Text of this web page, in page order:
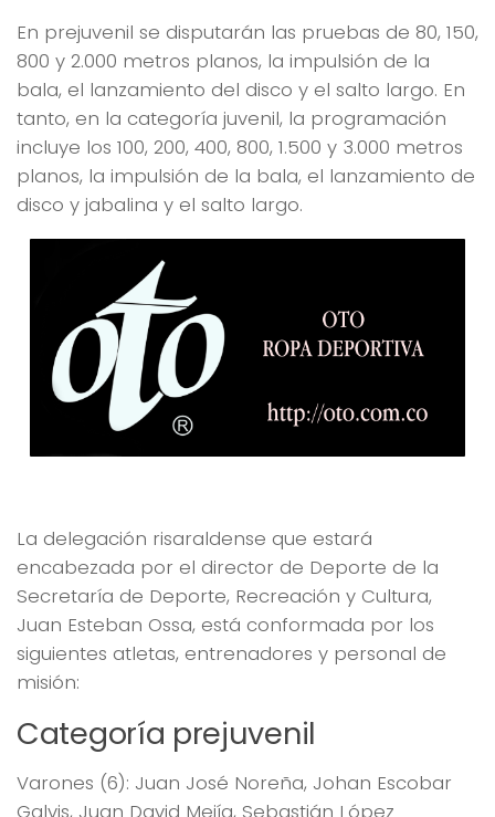
En prejuvenil se disputarán las pruebas de 80, 150,
800 y 2.000 metros planos, la impulsión de la
bala, el lanzamiento del disco y el salto largo. En
tanto, en la categoría juvenil, la programación
incluye los 100, 200, 400, 800, 1.500 y 3.000 metros
planos, la impulsión de la bala, el lanzamiento de
disco y jabalina y el salto largo.
La delegación risaraldense que estará
encabezada por el director de Deporte de la
Secretaría de Deporte, Recreación y Cultura,
Juan Esteban Ossa, está conformada por los
siguientes atletas, entrenadores y personal de
misión:
Categoría prejuvenil
Varones (6): Juan José Noreña, Johan Escobar